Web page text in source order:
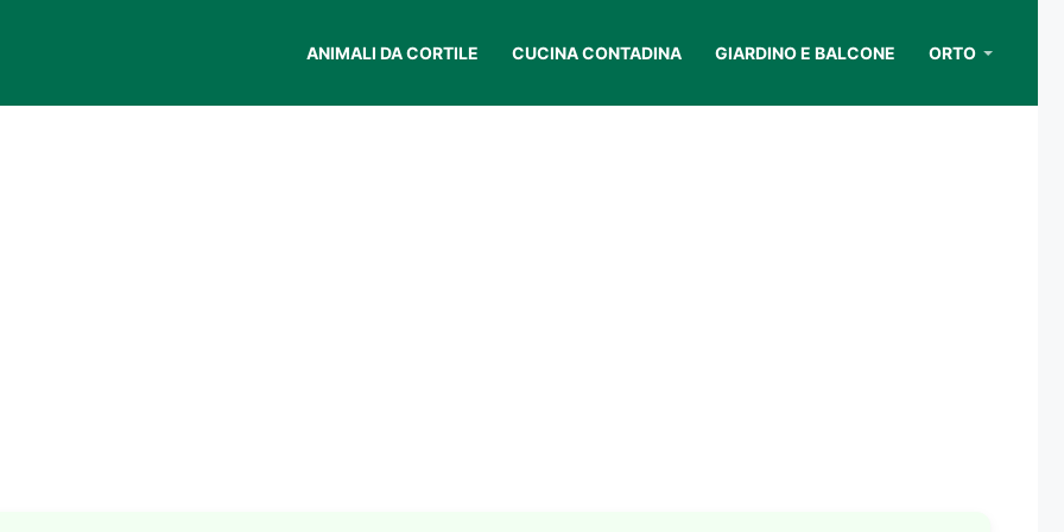
ANIMALI DA CORTILE CUCINA CONTADINA GIARDINO E BALCONE ORTO